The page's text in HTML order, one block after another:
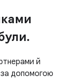
й
за допомогою